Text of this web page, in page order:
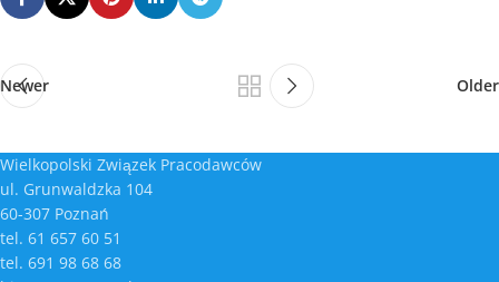
Newer Older
Wielkopolski Związek Pracodawców
ul. Grunwaldzka 104
60-307 Poznań
tel. 61 657 60 51
tel. 691 98 68 68